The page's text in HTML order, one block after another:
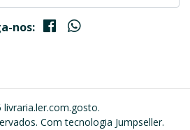
nos:
Com tecnologia Jumpseller.